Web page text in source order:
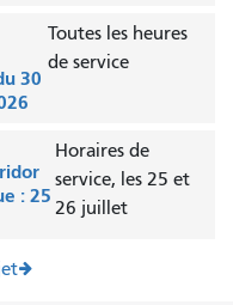
30
Toutes les heures
de service
: 25
Horaires de
service, les 25 et
26 juillet